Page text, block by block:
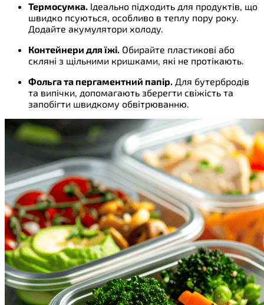
Термосумка. Ідеально підходить для продуктів, що
швидко псуються, особливо в теплу пору року.
Додайте акумулятори холоду.
Контейнери для їжі. Обирайте пластикові або
скляні з щільними кришками, які не протікають.
Фольга та пергаментний папір. Для бутербродів
та випічки, допомагають зберегти свіжість та
запобігти швидкому обвітрюванню.